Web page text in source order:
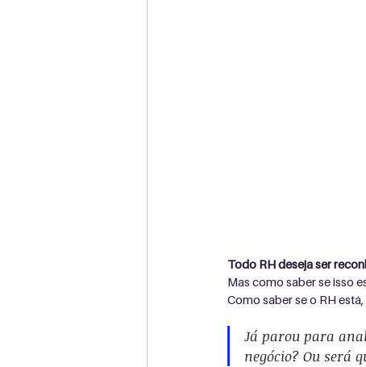
Todo RH deseja ser
Mas como saber se isso
Como saber se o RH
Já parou para
negócio? Ou será